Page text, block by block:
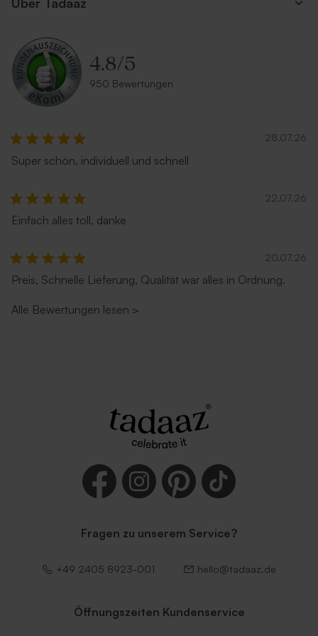
Umschlag aus Kraftpapier
aus Recyclingpapier
4.8/5
950 Bewertungen
28.07.26
Super schön, individuell und schnell
22.07.26
Einfach alles toll, danke
20.07.26
Preis, Schnelle Lieferung, Qualität war alles in Ordnung.
Alle Bewertungen lesen >
Fragen zu unserem Service?
+49 2405 8923-001 hello@tadaaz.de
Öffnungszeiten Kundenservice